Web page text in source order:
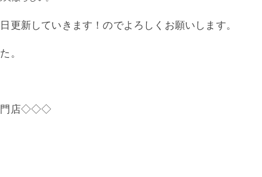
更新していきます！のでよろしくお願いします。
。
門店◇◇◇